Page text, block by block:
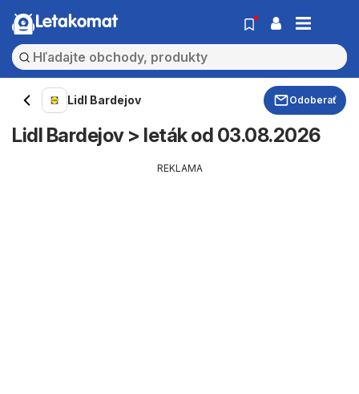
Letakomat
Lidl Bardejov Odoberať
Lidl Bardejov > leták od 03.08.2026
REKLAMA